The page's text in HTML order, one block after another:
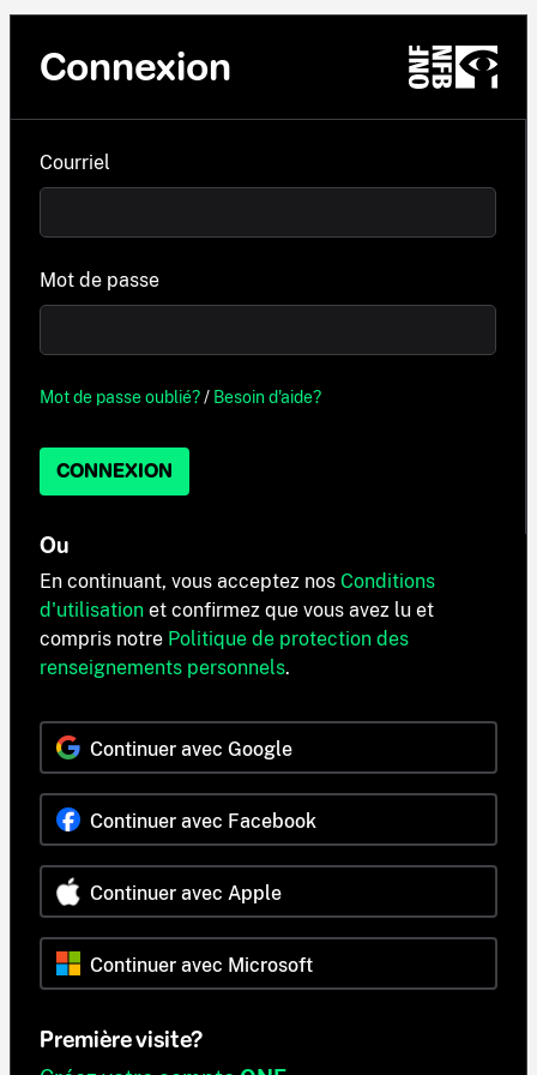
Connexion
Courriel
Mot de passe
Mot de passe oublié?/ Besoin d'aide?
CONNEXION
Ou
En continuant, vous acceptez nos Conditions
d'utilisation et confirmez que vous avez lu et
compris notre Politique de protection des
renseignements personnels.
Continuer avec Google
Continuer avec Facebook
Continuer avec Apple
Continuer avec Microsoft
Première visite?